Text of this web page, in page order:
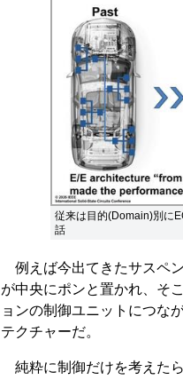
従来は目的(Domain)別に
話
例えば今出てきたサスペ
が中央にポンと置かれ、そ
ョンの制御ユニットにつな
テクチャーだ。
純粋に制御だけを考えた